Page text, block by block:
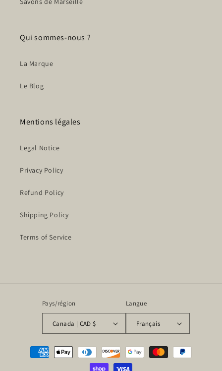
Qui sommes-nous ?
La Marque
Le Blog
Mentions légales
Legal Notice
Privacy Policy
Refund Policy
Shipping Policy
Terms of Service
Pays/région
Canada | CAD $
Langue
Français
Moyens